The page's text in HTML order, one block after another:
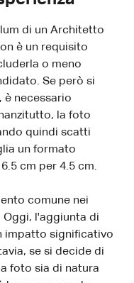
di un Architetto
è un requisito
o meno
Se però si
è necessario
la foto
quindi scatti
un formato
cm per 4.5 cm.
comune nei
l'aggiunta di
impatto significativo
se si decide di
foto sia di natura